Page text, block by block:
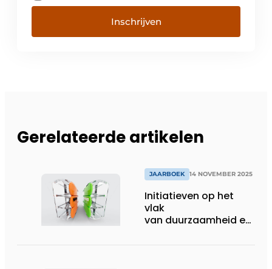
Inschrijven
Gerelateerde artikelen
JAARBOEK 14 NOVEMBER 2025
Initiatieven op het
vlak
van duurzaamheid en